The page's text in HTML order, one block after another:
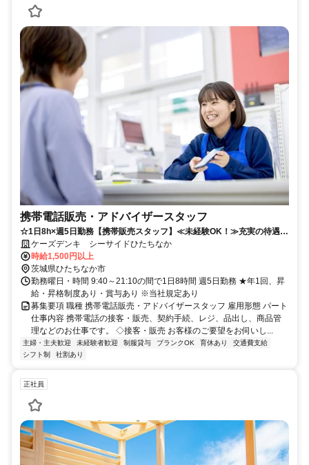
携帯電話販売・アドバイザースタッフ
☆1日8h×週5日勤務【携帯販売スタッフ】≪未経験OK！≫充実の待遇で
働きやすさ抜群◎
ケーズデンキ シーサイドひたちなか
時給1,500円以上
茨城県ひたちなか市
勤務曜日・時間 9:40～21:10の間で1日8時間 週5日勤務 ★年1回、昇
給・昇格制度あり・賞与あり ※当社規定あり
募集要項 職種 携帯電話販売・アドバイザースタッフ 雇用形態 パート
仕事内容 携帯電話の接客・販売、契約手続、レジ、品出し、商品管
理などのお仕事です。 ◇接客・販売 お客様のご要望をお伺いし...
主婦・主夫歓迎 未経験者歓迎 制服貸与 ブランクOK 育休あり
交通費支給
シフト制
社割あり
正社員